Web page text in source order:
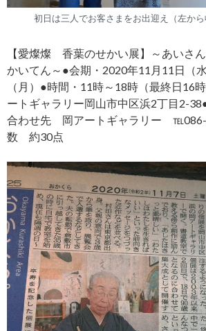
初日は三人でお客さまをお出迎え（左から
【愛燦燦 香葉のせかい展】～あいさ
かいてん～●会期・2020年11月11日（
（月）●時間・11時～18時（最終日16
ートギャラリー岡山市中区浜2丁目2-
合わせ先 岡アートギャラリー ℡086-
数 約30点